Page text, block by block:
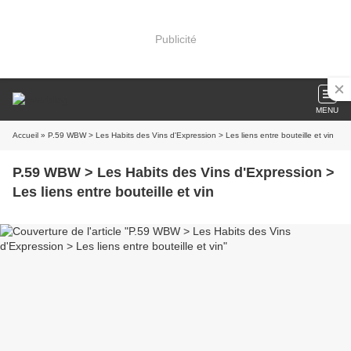
Publicité
MENU
Accueil » P.59 WBW > Les Habits des Vins d'Expression > Les liens entre bouteille et vin
P.59 WBW > Les Habits des Vins d'Expression >
Les liens entre bouteille et vin